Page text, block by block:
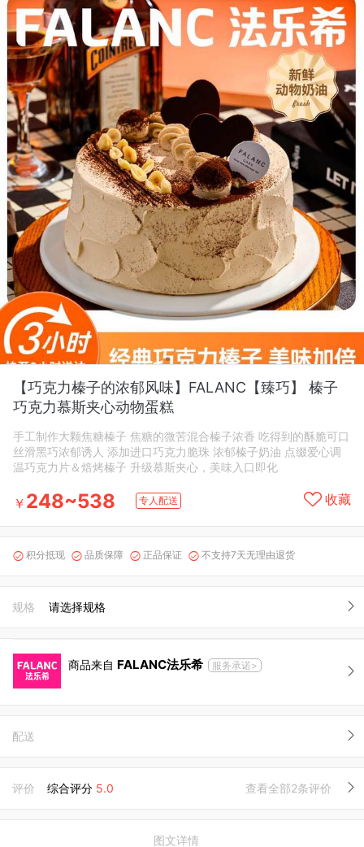
【巧克力榛子的浓郁风味】FALANC【臻巧】 榛子
巧克力慕斯夹心动物蛋糕
手工制作大颗焦糖榛子 焦糖的微苦混合榛子浓香 吃得到的酥脆可口
丝滑黑巧浓郁诱人 添加进口巧克力脆珠 浓郁榛子奶油 点缀爱心调
温巧克力片＆焙烤榛子 升级慕斯夹心，美味入口即化
￥ 248~538 专人配送 收藏
 积分抵现  品质保障  正品保证  不支持7天无理由退货
规格 请选择规格
商品来自 FALANC法乐希 服务承诺>
配送
评价 综合评分 5.0 查看全部2条评价
图文详情